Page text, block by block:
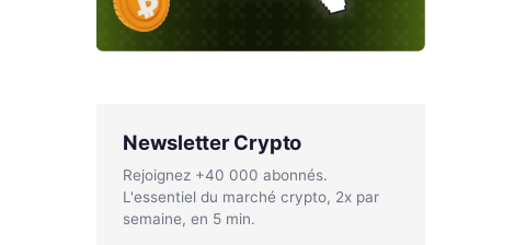
Newsletter Crypto
Rejoignez +40 000 abonnés.
L'essentiel du marché crypto, 2x par
semaine, en 5 min.